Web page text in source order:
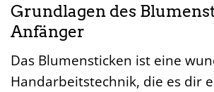
Grundlagen des
Anfänger
Das Blumensticken ist eine
Handarbeitstechnik, die es dir